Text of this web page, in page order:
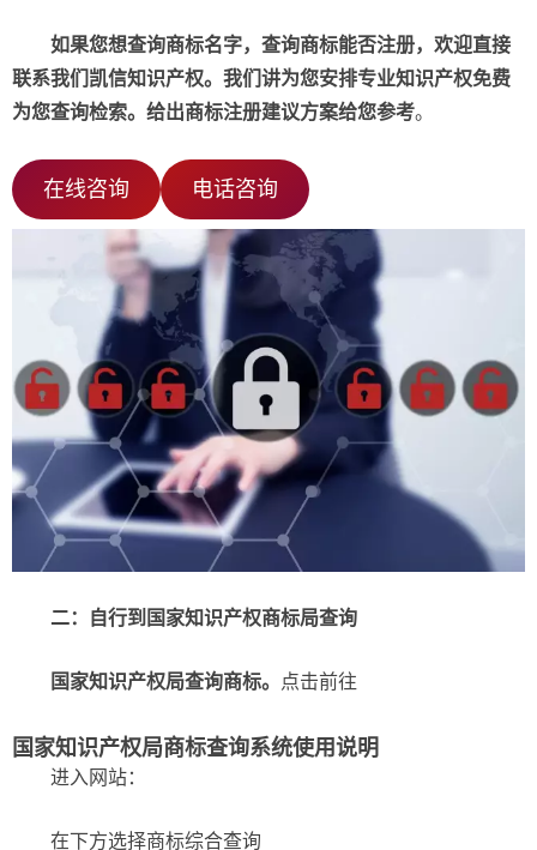
如果您想查询商标名字，查询商标能否注册，欢迎直接
联系我们凯信知识产权。我们讲为您安排专业知识产权免费
为您查询检索。给出商标注册建议方案给您参考。
在线咨询 电话咨询
二：自行到国家知识产权商标局查询
国家知识产权局查询商标。 点击前往
国家知识产权局商标查询系统使用说明
进入网站：
在下方选择商标综合查询